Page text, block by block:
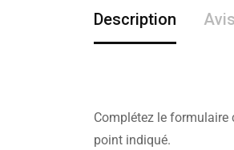
Description
Complétez le formulaire
point indiqué.